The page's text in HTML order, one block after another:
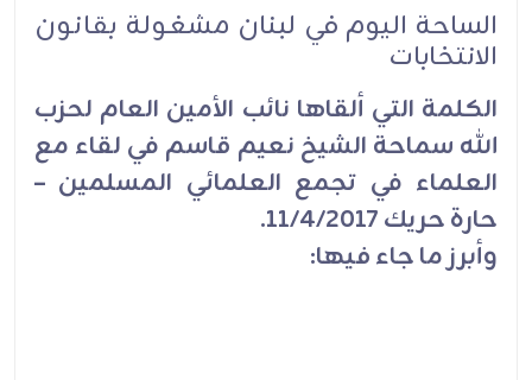
الساحة اليوم في لبنان مشغولة بقانون
الانتخابات
الكلمة التي ألقاها نائب الأمين العام لحزب
الله سماحة الشيخ نعيم قاسم في لقاء مع
العلماء في تجمع العلمائي المسلمين –
حارة حريك 11/4/2017.
وأبرز ما جاء فيها: